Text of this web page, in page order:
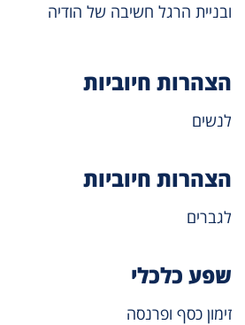
ובניית הרגל חשיבה של הודיה
הצהרות חיוביות
לנשים
הצהרות חיוביות
לגברים
שפע כלכלי
זימון כסף ופרנסה